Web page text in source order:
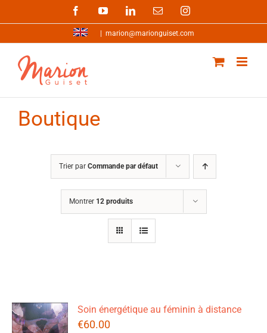
FacebookYouTubeLinkedInEmail Instagram
marion@marionguiset.com
Boutique
Trier par Commande par défaut
Montrer 12 produits
Soin énergétique au féminin à distance
€60.00